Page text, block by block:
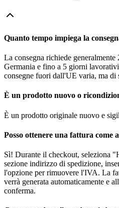
Quanto tempo impiega la
La consegna richiede
Germania e fino a 5 giorni
consegne fuori dall'UE varia, ma di
È un prodotto nuovo o
È un prodotto originale nuovo e
Posso ottenere una fattura come
Sì! Durante il checkout, seleziona
sezione indirizzo di spedizione,
l'opzione per rimuovere l'IVA. La
verrà generata automaticamente e
conferma.